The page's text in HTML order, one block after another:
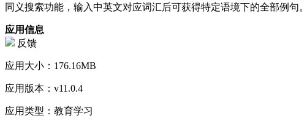
同义搜索功能，输入中英文对应词汇后可获得特定语境下的全部例句。
应用信息
反馈
应用大小： 176.16MB
应用版本： v11.0.4
应用类型： 教育学习